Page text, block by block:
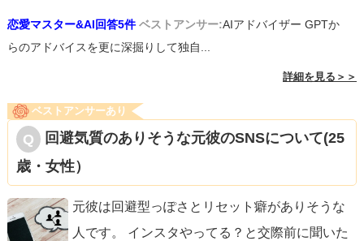
恋愛マスター&AI回答5件 ベストアンサー:AIアドバイザー GPTか
らのアドバイスを更に深掘りして独自...
詳細を見る＞＞
ベストアンサーあり
回避気質のありそうな元彼のSNSについて(25
歳・女性）
元彼は回避型っぽさとリセット癖がありそうな
人です。 インスタやってる？と交際前に聞いた